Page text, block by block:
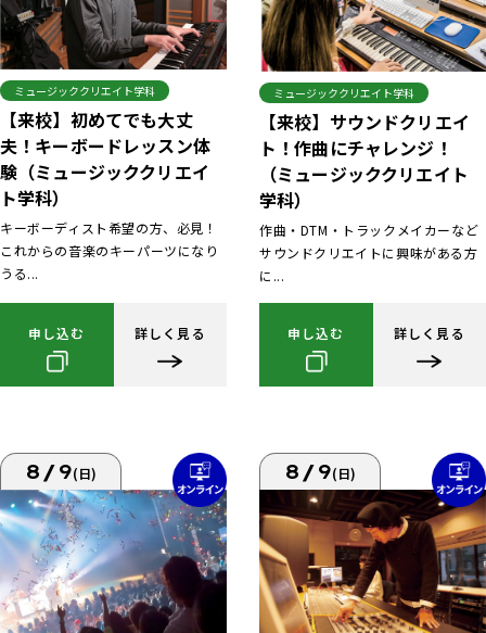
ミュージッククリエイト学科
【来校】初めてでも大丈
夫！キーボードレッスン体
験（ミュージッククリエイ
ト学科）
キーボーディスト希望の方、必見！
これからの音楽のキーパーツになり
うる...
申し込む 詳しく見る
ミュージッククリエイト学科
【来校】サウンドクリエイ
ト！作曲にチャレンジ！
（ミュージッククリエイト
学科）
作曲・DTM・トラックメイカーなど
サウンドクリエイトに興味がある方
に...
申し込む 詳しく見る
8/9(日) 8/9(日)